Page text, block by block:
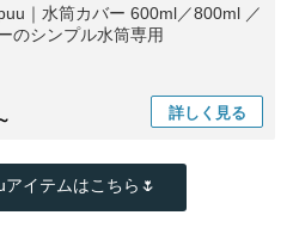
｜水筒カバー 600ml／800ml ／
のシンプル水筒専用
詳しく 見る
イテムはこちら🌷